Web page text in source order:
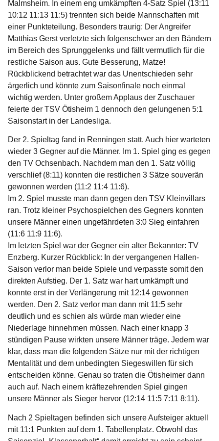
Malmsheim. In einem eng umkämpften 4-Satz Spiel (13:11
10:12 11:13 11:5) trennten sich beide Mannschaften mit
einer Punkteteilung. Besonders traurig: Der Angreifer
Matthias Gerst verletzte sich folgenschwer an den Bändern
im Bereich des Sprunggelenks und fällt vermutlich für die
restliche Saison aus. Gute Besserung, Matze!
Rückblickend betrachtet war das Unentschieden sehr
ärgerlich und könnte zum Saisonfinale noch einmal
wichtig werden. Unter großem Applaus der Zuschauer
feierte der TSV Ötisheim 1 dennoch den gelungenen 5:1
Saisonstart in der Landesliga.
Der 2. Spieltag fand in Renningen statt. Auch hier warteten
wieder 3 Gegner auf die Männer. Im 1. Spiel ging es gegen
den TV Ochsenbach. Nachdem man den 1. Satz völlig
verschlief (8:11) konnten die restlichen 3 Sätze souverän
gewonnen werden (11:2 11:4 11:6).
Im 2. Spiel musste man dann gegen den TSV Kleinvillars
ran. Trotz kleiner Psychospielchen des Gegners konnten
unsere Männer einen ungefährdeten 3:0 Sieg einfahren
(11:6 11:9 11:6).
Im letzten Spiel war der Gegner ein alter Bekannter: TV
Enzberg. Kurzer Rückblick: In der vergangenen Hallen-
Saison verlor man beide Spiele und verpasste somit den
direkten Aufstieg. Der 1. Satz war hart umkämpft und
konnte erst in der Verlängerung mit 12:14 gewonnen
werden. Den 2. Satz verlor man dann mit 11:5 sehr
deutlich und es schien als würde man wieder eine
Niederlage hinnehmen müssen. Nach einer knapp 3
stündigen Pause wirkten unsere Männer träge. Jedem war
klar, dass man die folgenden Sätze nur mit der richtigen
Mentalität und dem unbedingten Siegeswillen für sich
entscheiden könne. Genau so traten die Ötisheimer dann
auch auf. Nach einem kräftezehrenden Spiel gingen
unsere Männer als Sieger hervor (12:14 11:5 7:11 8:11).
Nach 2 Spieltagen befinden sich unsere Aufsteiger aktuell
mit 11:1 Punkten auf dem 1. Tabellenplatz. Obwohl das